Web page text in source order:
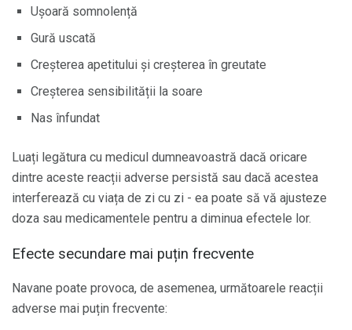
Ușoară somnolență
Gură uscată
Creșterea apetitului și creșterea în greutate
Creșterea sensibilității la soare
Nas înfundat
Luați legătura cu medicul dumneavoastră dacă oricare
dintre aceste reacții adverse persistă sau dacă acestea
interferează cu viața de zi cu zi - ea poate să vă ajusteze
doza sau medicamentele pentru a diminua efectele lor.
Efecte secundare mai puțin frecvente
Navane poate provoca, de asemenea, următoarele reacții
adverse mai puțin frecvente: